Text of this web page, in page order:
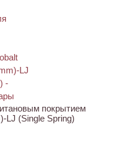
покрытием
LJ (Single Spring)